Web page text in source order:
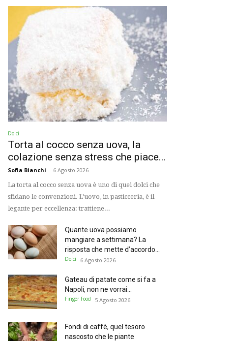
Dolci
Torta al cocco senza uova, la
colazione senza stress che piace...
Sofia Bianchi - 6 Agosto 2026
La torta al cocco senza uova è uno di quei dolci che
sfidano le convenzioni. L'uovo, in pasticceria, è il
legante per eccellenza: trattiene...
Quante uova possiamo
mangiare a settimana? La
risposta che mette d’accordo...
Dolci 6 Agosto 2026
Gateau di patate come si fa a
Napoli, non ne vorrai...
Finger Food 5 Agosto 2026
Fondi di caffè, quel tesoro
nascosto che le piante